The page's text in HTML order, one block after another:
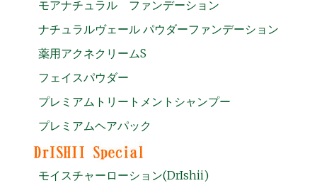
モアナチュラル ファンデーション
ナチュラルヴェール パウダーファンデーション
薬用アクネクリームS
フェイスパウダー
プレミアムトリートメントシャンプー
プレミアムヘアパック
モイスチャーローション(DrIshii)